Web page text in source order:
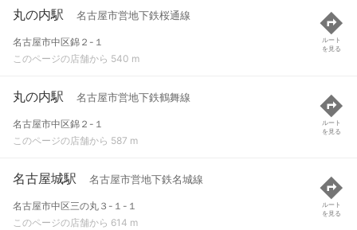
丸の内駅 名古屋市営地下鉄桜通線
名古屋市中区錦２-１
このページの店舗から 540 m
ルート
を見る
丸の内駅 名古屋市営地下鉄鶴舞線
名古屋市中区錦２-１
このページの店舗から 587 m
ルート
を見る
名古屋城駅 名古屋市営地下鉄名城線
名古屋市中区三の丸３-１-１
このページの店舗から 614 m
ルート
を見る